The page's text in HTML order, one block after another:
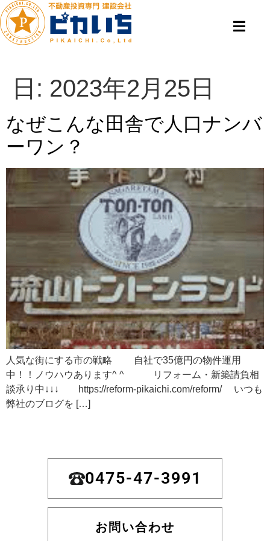
日: 2023年2月25日
なぜこんな田舎で人口ナンバ
ーワン？
人気な街にする市の戦略 自社で35億円の物件運用
中！！ノウハウあります^ ^ リフォーム・新築請負相
談承り中↓↓↓ https://reform-pikaichi.com/reform/ いつも
弊社のブログを […]
0475-47-3991
お問い合わせ